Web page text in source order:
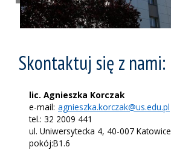
Skontaktuj się z nami:
lic. Agnieszka Korczak
e-mail: agnieszka.korczak@us.edu.pl
tel.: 32 2009 441
ul. Uniwersytecka 4, 40-007 Katowice
pokój:B1.6